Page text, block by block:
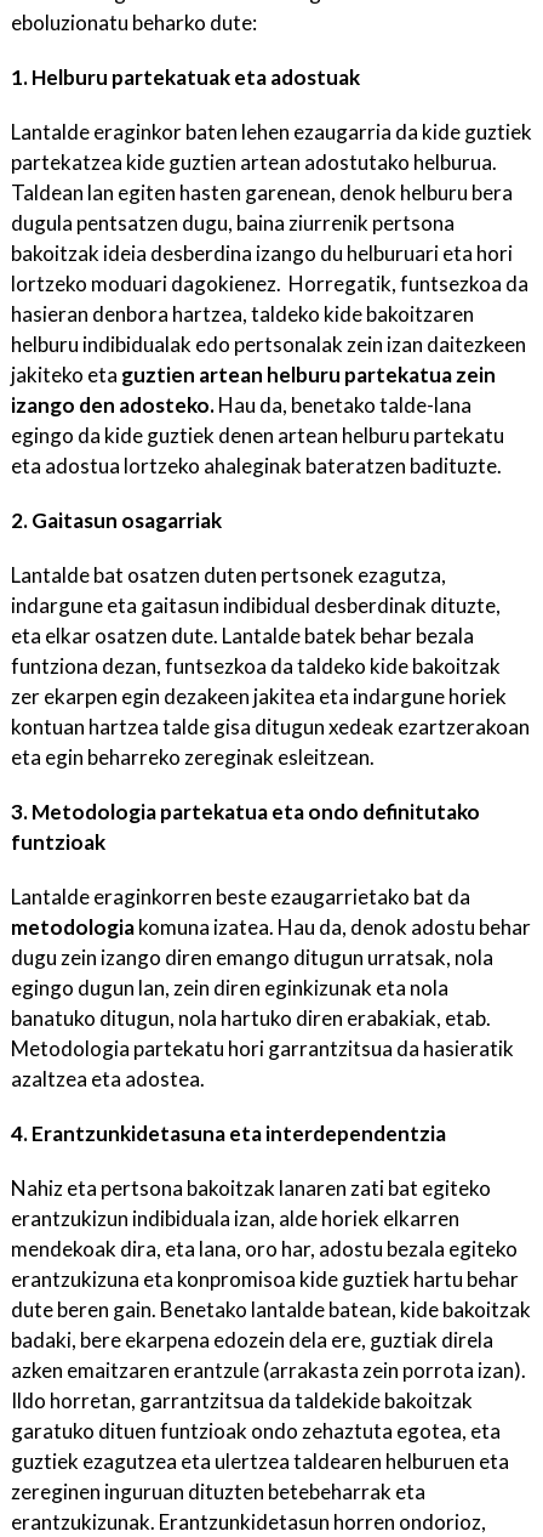
eboluzionatu beharko dute:
1. Helburu partekatuak eta adostuak
Lantalde eraginkor baten lehen ezaugarria da kide guztiek
partekatzea kide guztien artean adostutako helburua.
Taldean lan egiten hasten garenean, denok helburu bera
dugula pentsatzen dugu, baina ziurrenik pertsona
bakoitzak ideia desberdina izango du helburuari eta hori
lortzeko moduari dagokienez. Horregatik, funtsezkoa da
hasieran denbora hartzea, taldeko kide bakoitzaren
helburu indibidualak edo pertsonalak zein izan daitezkeen
jakiteko eta guztien artean helburu partekatua zein
izango den adosteko.Hau da, benetako talde-lana
egingo da kide guztiek denen artean helburu partekatu
eta adostua lortzeko ahaleginak bateratzen badituzte.
2. Gaitasun osagarriak
Lantalde bat osatzen duten pertsonek ezagutza,
indargune eta gaitasun indibidual desberdinak dituzte,
eta elkar osatzen dute. Lantalde batek behar bezala
funtziona dezan, funtsezkoa da taldeko kide bakoitzak
zer ekarpen egin dezakeen jakitea eta indargune horiek
kontuan hartzea talde gisa ditugun xedeak ezartzerakoan
eta egin beharreko zereginak esleitzean.
3. Metodologia partekatua eta ondo definitutako
funtzioak
Lantalde eraginkorren beste ezaugarrietako bat da
metodologiakomuna izatea. Hau da, denok adostu behar
dugu zein izango diren emango ditugun urratsak, nola
egingo dugun lan, zein diren eginkizunak eta nola
banatuko ditugun, nola hartuko diren erabakiak, etab.
Metodologia partekatu hori garrantzitsua da hasieratik
azaltzea eta adostea.
4. Erantzunkidetasuna eta interdependentzia
Nahiz eta pertsona bakoitzak lanaren zati bat egiteko
erantzukizun indibiduala izan, alde horiek elkarren
mendekoak dira, eta lana, oro har, adostu bezala egiteko
erantzukizuna eta konpromisoa kide guztiek hartu behar
dute beren gain. Benetako lantalde batean, kide bakoitzak
badaki, bere ekarpena edozein dela ere, guztiak direla
azken emaitzaren erantzule (arrakasta zein porrota izan).
Ildo horretan, garrantzitsua da taldekide bakoitzak
garatuko dituen funtzioak ondo zehaztuta egotea, eta
guztiek ezagutzea eta ulertzea taldearen helburuen eta
zereginen inguruan dituzten betebeharrak eta
erantzukizunak. Erantzunkidetasun horren ondorioz,